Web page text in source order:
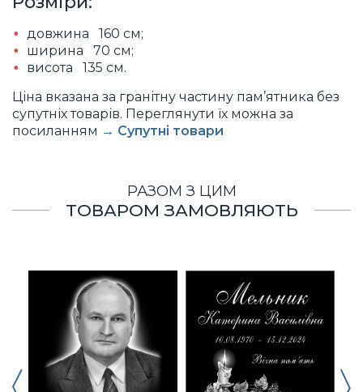
довжина 160 см;
ширина 70 см;
висота 135 см.
Ціна вказана за гранітну частину пам’ятника без
супутніх товарів. Переглянути їх можна за
посиланням → Супутні товари
РАЗОМ З ЦИМ
ТОВАРОМ ЗАМОВЛЯЮТЬ